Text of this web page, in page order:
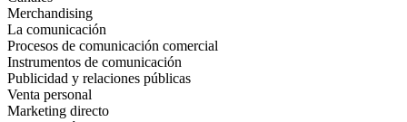
Merchandising
La comunicación
Procesos de comunicación comercial
Instrumentos de comunicación
Publicidad y relaciones públicas
Venta personal
Marketing directo